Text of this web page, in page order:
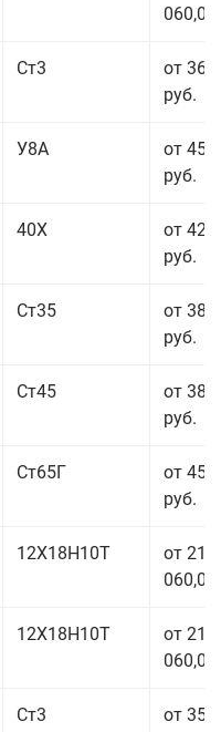
060,00
Ст3
от 36
руб.
У8А
от 45
руб.
40Х
от 42
руб.
Ст35
от 38
руб.
Ст45
от 38
руб.
Ст65Г
от 45
руб.
12Х18Н10Т
от 211
060,00
12Х18Н10Т
от 211
060,00
Ст3
от 35